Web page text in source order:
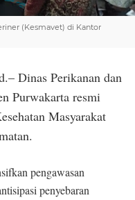
(Kesmavet) di Kantor
Dinas Perikanan dan
Purwakarta resmi
Masyarakat
pengawasan
penyebaran